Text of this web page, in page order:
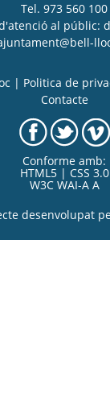
Tel. 973 560 100
al públic:
Politica de
Contacte
Conforme amb:
HTML5 | CSS 3.0
W3C WAI-A A
desenvolupat